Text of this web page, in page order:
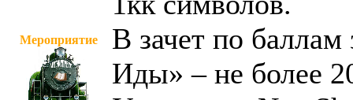
Мероприятие
В зачет по баллам
Иды» – не более